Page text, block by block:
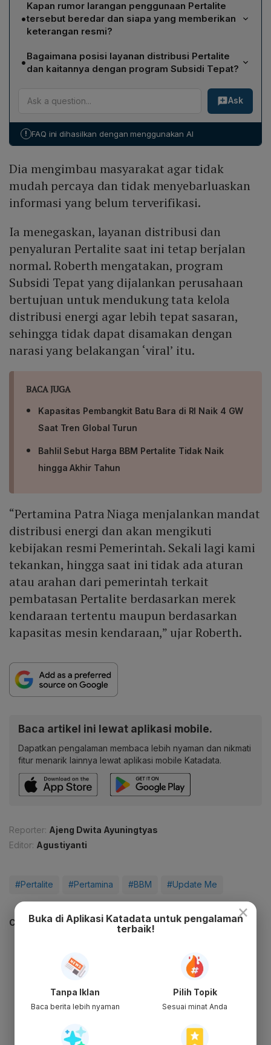
tentang larangan pembelian atau penggunaan Pertalite
bagi kendaraan tertentu tidak benar. Hingga kini belum
ada rencana maupun arahan resmi dari pemerintah atau
regulator yang memerintahkan pembatasan tersebut.
•
Kapan rumor larangan penggunaan Pertalite
tersebut beredar dan siapa yang memberikan
keterangan resmi?
Rumor tersebut muncul di media sosial menjelang
1 Juni 2026. Keterangan resmi diberikan pada
23 Mei 2026 oleh Corporate Secretary Pertamina Patra
Niaga, Roberth MV Dumatubun, yang menegaskan tidak
adanya kebijakan pembatasan.
•Bagaimana posisi layanan distribusi Pertalite
dan kaitannya dengan program Subsidi Tepat?
Layanan distribusi dan penyaluran Pertalite tetap
berjalan normal. Program Subsidi Tepat dijalankan
untuk menyalurkan energi secara tepat sasaran, namun
penggunaan. Pertamina Patra Niaga akan tetap
Ask
! FAQ ini dihasilkan dengan menggunakan AI
Dia mengimbau masyarakat agar tidak
mudah percaya dan tidak menyebarluaskan
informasi yang belum terverifikasi.
Ia menegaskan, layanan distribusi dan
penyaluran Pertalite saat ini tetap berjalan
normal. Roberth mengatakan, program
Subsidi Tepat yang dijalankan perusahaan
bertujuan untuk mendukung tata kelola
distribusi energi agar lebih tepat sasaran,
sehingga tidak dapat disamakan dengan
narasi yang belakangan ‘viral’ itu.
BACA JUGA
Kapasitas Pembangkit Batu Bara di RI Naik 4 GW
Saat Tren Global Turun
Bahlil Sebut Harga BBM Pertalite Tidak Naik
hingga Akhir Tahun
“Pertamina Patra Niaga menjalankan mandat
distribusi energi dan akan mengikuti
kebijakan resmi Pemerintah. Sekali lagi kami
tekankan, hingga saat ini tidak ada aturan
atau arahan dari pemerintah terkait
pembatasan Pertalite berdasarkan merek
kendaraan tertentu maupun berdasarkan
kapasitas mesin kendaraan,” ujar Roberth.
Baca artikel ini lewat aplikasi mobile.
Dapatkan pengalaman membaca lebih nyaman dan nikmati
fitur menarik lainnya lewat aplikasi mobile Katadata.
Reporter: Ajeng Dwita Ayuningtyas
Editor: Agustiyanti
#Pertalite #Pertamina #BBM #Update Me
CEK JUGA DATA INI
×
Buka di Aplikasi Katadata untuk pengalaman
terbaik!
Tanpa Iklan
Baca berita lebih nyaman
Pilih Topik
Sesuai minat Anda